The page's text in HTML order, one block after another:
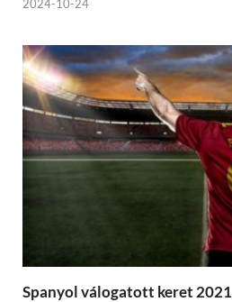
2024-10-24
Spanyol válogatott keret 2021